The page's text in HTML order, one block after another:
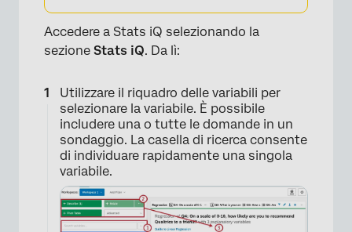
Accedere a Stats iQ selezionando la
sezione Stats iQ. Da lì:
Utilizzare il riquadro delle variabili per
selezionare la variabile. È possibile
includere una o tutte le domande in un
sondaggio. La casella di ricerca consente
di individuare rapidamente una singola
variabile.